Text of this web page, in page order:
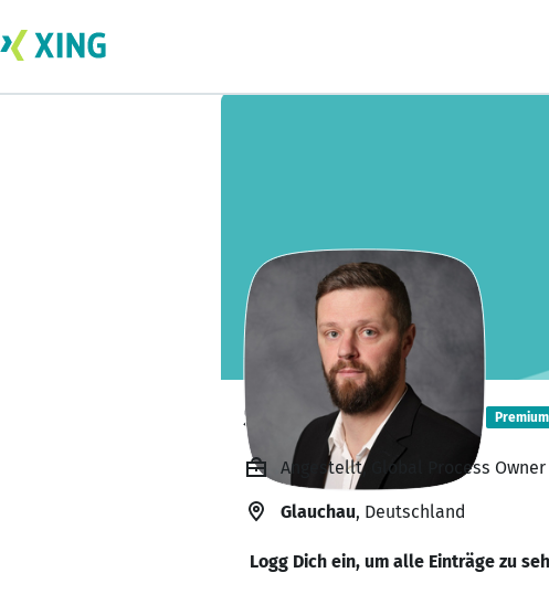
Stefan Schlosser Premium
Angestellt, Global Process
Glauchau, Deutschland
Logg Dich ein, um alle Einträge zu